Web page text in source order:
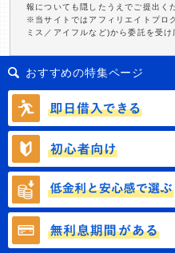
報についても隠したうえでご提出く
※当サイトではアフィリエイトプロ
ミス／アイフルなど)から委託を受
おすすめの特集ページ